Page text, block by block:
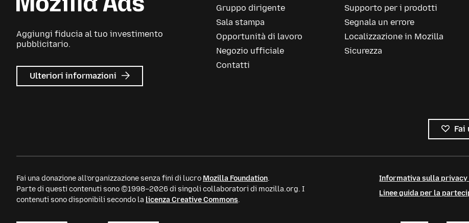
Aggiungi fiducia al tuo investimento
pubblicitario.
Ulteriori informazioni su
Mozilla
Gruppo dirigente
Sala stampa
Opportunità di lavoro
Negozio ufficiale
Contatti
Supporto per i prodotti
Segnala un errore
Localizzazione in Mozilla
Sicurezza
Fai
Fai una donazione all’organizzazione senza fini di lucro Mozilla Foundation.
Parte di questi contenuti sono ©1998–2026 di singoli collaboratori di mozilla.org. I
contenuti sono disponibili secondo la licenza Creative Commons.
Informativa sulla privacy
Linee guida per la